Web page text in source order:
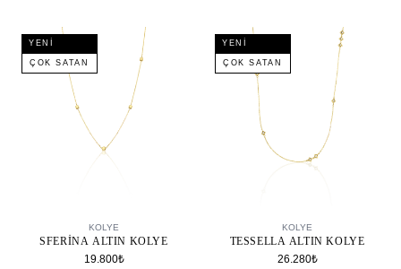
YENI
ÇOK SATAN
KOLYE
SFERINA ALTIN KOLYE
19.800₺
YENI
ÇOK SATAN
KOLYE
TESSELLA ALTIN KOLYE
26.280₺